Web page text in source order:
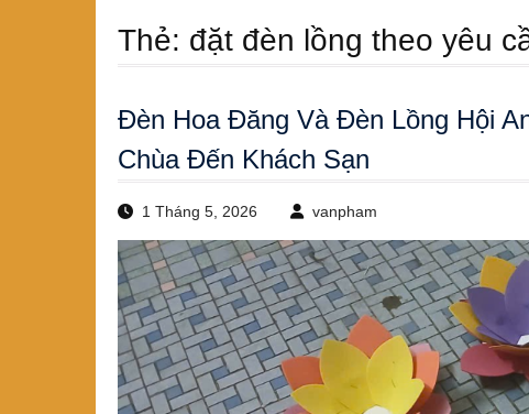
Thẻ: đặt đèn lồng theo yêu
Đèn Hoa Đăng Và Đèn Lồng Hội
Chùa Đến Khách Sạn
1 Tháng 5, 2026 vanpham